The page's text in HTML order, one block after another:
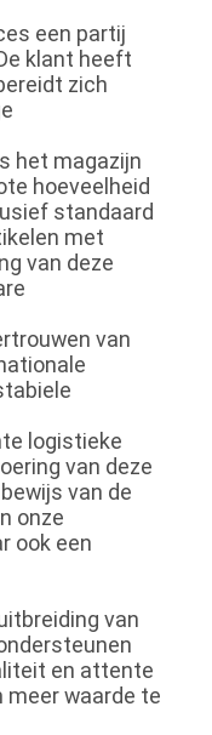
een partij
klant heeft
zich
het magazijn
hoeveelheid
standaard
met
van deze
van
logistieke
van deze
van de
onze
ook een
van
en attente
meer waarde te